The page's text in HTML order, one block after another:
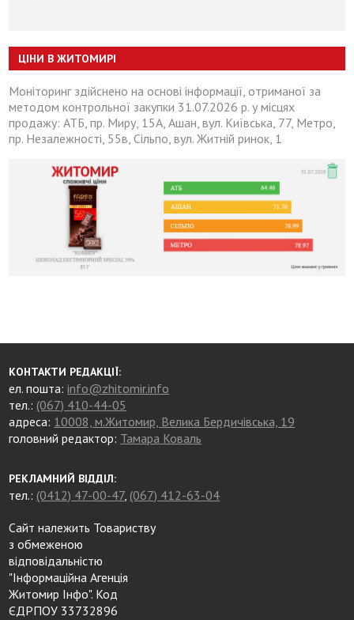
ЦІНИ В ЖИТОМИРІ
Моніторинг здійснено на основі інформації, отриманої за
методом контрольної закупки 31.07.2026 р. у місцях
продажу: АТБ, пр. Миру, 15А, Ашан, вул. Київська, 77, Метро,
пр. Незалежності, 55в, Сільпо, вул. Житній ринок, 1
КОНТАКТИ РЕДАКЦІЇ:
ел. пошта:info@zhitomir.info
тел.: (067) 410-44-05
адреса: 10008, м.Житомир, Велика Бердичівська, 19
головний редактор: Тамара Коваль
РЕКЛАМНИЙ ВІДДІЛ:
тел.: (0412) 47-00-47, (067) 412-63-04
Сайт належить Товариству
з обмеженою
відповідальністю
"Інформаційна Агенція
Житомир Інфо". Код
ЄДРПОУ 33732896